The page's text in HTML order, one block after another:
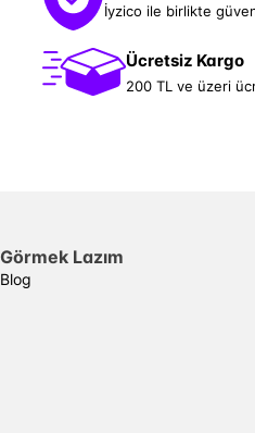
İyzico ile birlikte
Ücretsiz Kargo
200 TL ve üzeri
Görmek Lazım
Blog